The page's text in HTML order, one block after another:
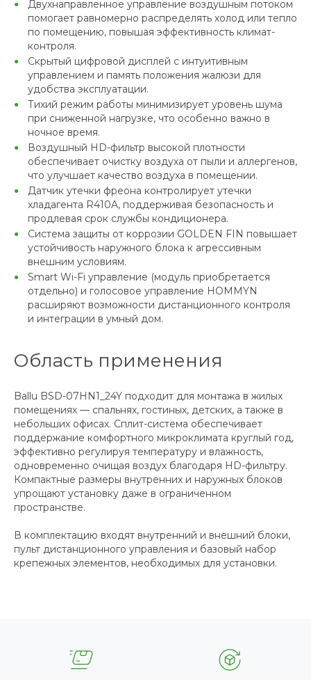
Двухнаправленное управление воздушным потоком
помогает равномерно распределять холод или тепло
по помещению, повышая эффективность климат-
контроля.
Скрытый цифровой дисплей с интуитивным
управлением и память положения жалюзи для
удобства эксплуатации.
Тихий режим работы минимизирует уровень шума
при сниженной нагрузке, что особенно важно в
ночное время.
Воздушный HD-фильтр высокой плотности
обеспечивает очистку воздуха от пыли и аллергенов,
что улучшает качество воздуха в помещении.
Датчик утечки фреона контролирует утечки
хладагента R410A, поддерживая безопасность и
продлевая срок службы кондиционера.
Система защиты от коррозии GOLDEN FIN повышает
устойчивость наружного блока к агрессивным
внешним условиям.
Smart Wi-Fi управление (модуль приобретается
отдельно) и голосовое управление HOMMYN
расширяют возможности дистанционного контроля
и интеграции в умный дом.
Область применения
Ballu BSD-07HN1_24Y подходит для монтажа в жилых
помещениях — спальнях, гостиных, детских, а также в
небольших офисах. Сплит-система обеспечивает
поддержание комфортного микроклимата круглый год,
эффективно регулируя температуру и влажность,
одновременно очищая воздух благодаря HD-фильтру.
Компактные размеры внутренних и наружных блоков
упрощают установку даже в ограниченном
пространстве.
В комплектацию входят внутренний и внешний блоки,
пульт дистанционного управления и базовый набор
крепежных элементов, необходимых для установки.